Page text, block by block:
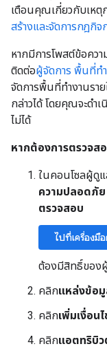
เตือนคุณเกี่ยวกับเหตุ
สร้างและจัดการกฎกิ
หากมีการโพสต์ข้อคว
ติดต่อผู้จัดการ พื้นที่ท
จัดการพื้นที่ทำงานรา
กล่าวได้ โดยคุณจะดำ
ไม่ได้
หากต้องการตรวจส
ในคอนโซลผู้ดูแ
ความปลอดภัย
ตรวจสอบ
ไปที่เครื่องมื
ต้องมีสิทธิ์ของ
คลิกแหล่งข้อ
คลิกเพิ่มเงื่อนไ
คลิกแอตทริบิว